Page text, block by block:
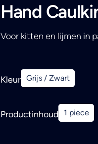
Hand
Voor kitten en lijmen in
Kleur Grijs / Zwart
Productinhoud 1 piece